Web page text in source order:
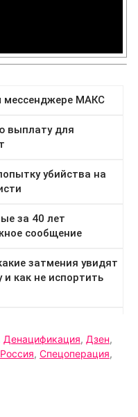
Денацификация, Дзен,
Россия, Спецоперация,